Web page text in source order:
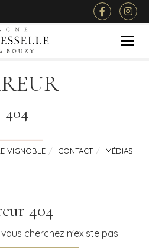
404
VIGNOBLE CONTACT MÉDIAS
404
cherchez n'existe pas.